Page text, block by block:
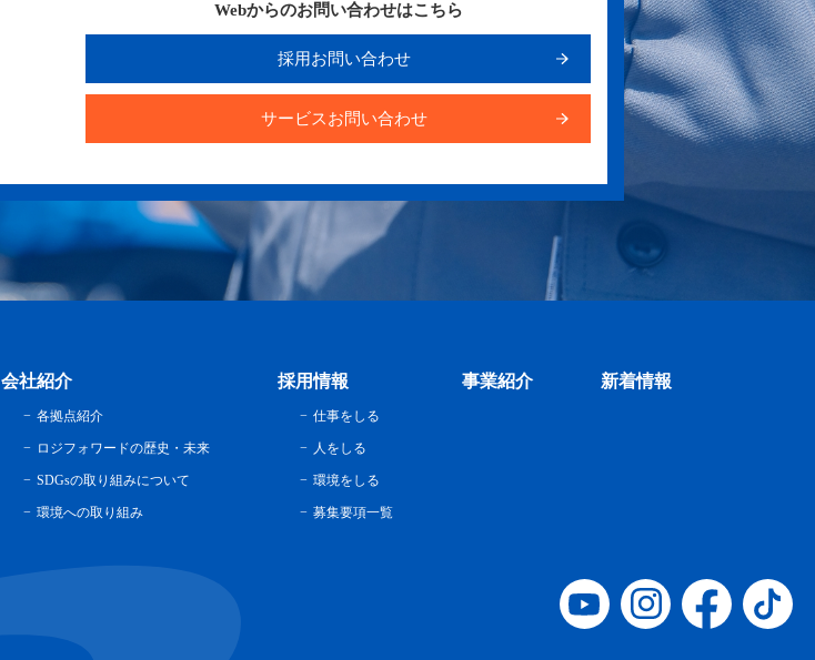
Webからのお問い合わせはこちら
採用お問い合わせ
サービスお問い合わせ
会社紹介
各拠点紹介
ロジフォワードの歴史・未来
SDGsの取り組みについて
環境への取り組み
採用情報
仕事をしる
人をしる
環境をしる
募集要項一覧
事業紹介 新着情報